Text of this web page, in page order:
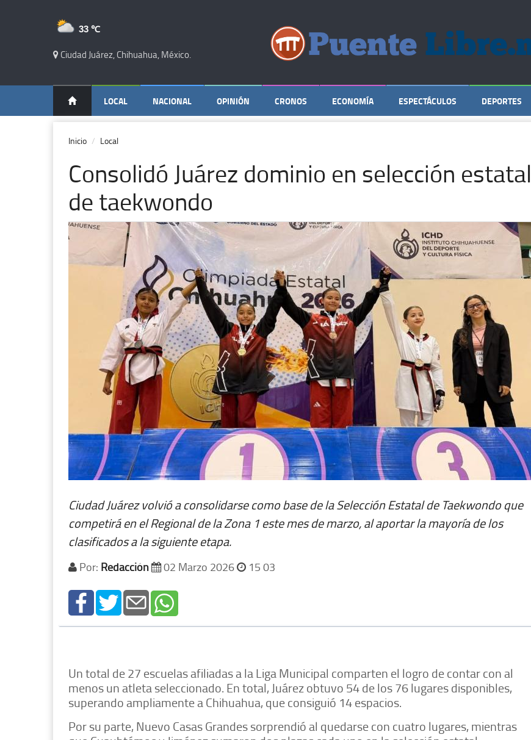
33 ℃
Ciudad Juárez, Chihuahua, México.
LOCAL NACIONAL OPINIÓN CRONOS ECONOMÍA ESPECTÁCULOS DEPORTES
Inicio Local
Consolidó Juárez dominio en selección estatal
de taekwondo
Ciudad Juárez volvió a consolidarse como base de la Selección Estatal de Taekwondo que
competirá en el Regional de la Zona 1 este mes de marzo, al aportar la mayoría de los
clasificados a la siguiente etapa.
Por: Redacción 02 Marzo 2026 15 03
Un total de 27 escuelas afiliadas a la Liga Municipal comparten el logro de contar con al
menos un atleta seleccionado. En total, Juárez obtuvo 54 de los 76 lugares disponibles,
superando ampliamente a Chihuahua, que consiguió 14 espacios.
Por su parte, Nuevo Casas Grandes sorprendió al quedarse con cuatro lugares, mientras